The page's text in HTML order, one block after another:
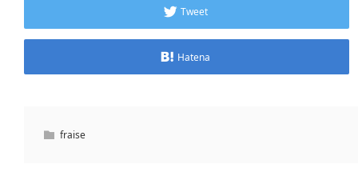
Tweet
Hatena
fraise